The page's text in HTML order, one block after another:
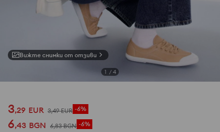
Вижте снимки от отзиви
1 / 4
3,29 EUR 3,49 EUR -6%
6,43 BGN 6,83 BGN -6%